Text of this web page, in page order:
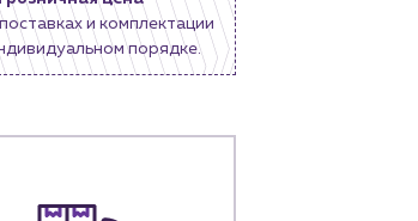
и комплектации
порядке.